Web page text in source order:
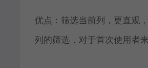
优点：筛选当前列，更直观
列的筛选，对于首次使用者